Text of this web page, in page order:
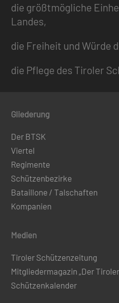
die größtmögliche
Landes,
die Freiheit und Würde
die Pflege des Tiroler
Gliederung
Der BTSK
Viertel
Regimente
Schützenbezirke
Bataillone / Talschaften
Kompanien
Medien
Tiroler Schützenzeitung
Mitgliedermagazin „Der
Schützenkalender